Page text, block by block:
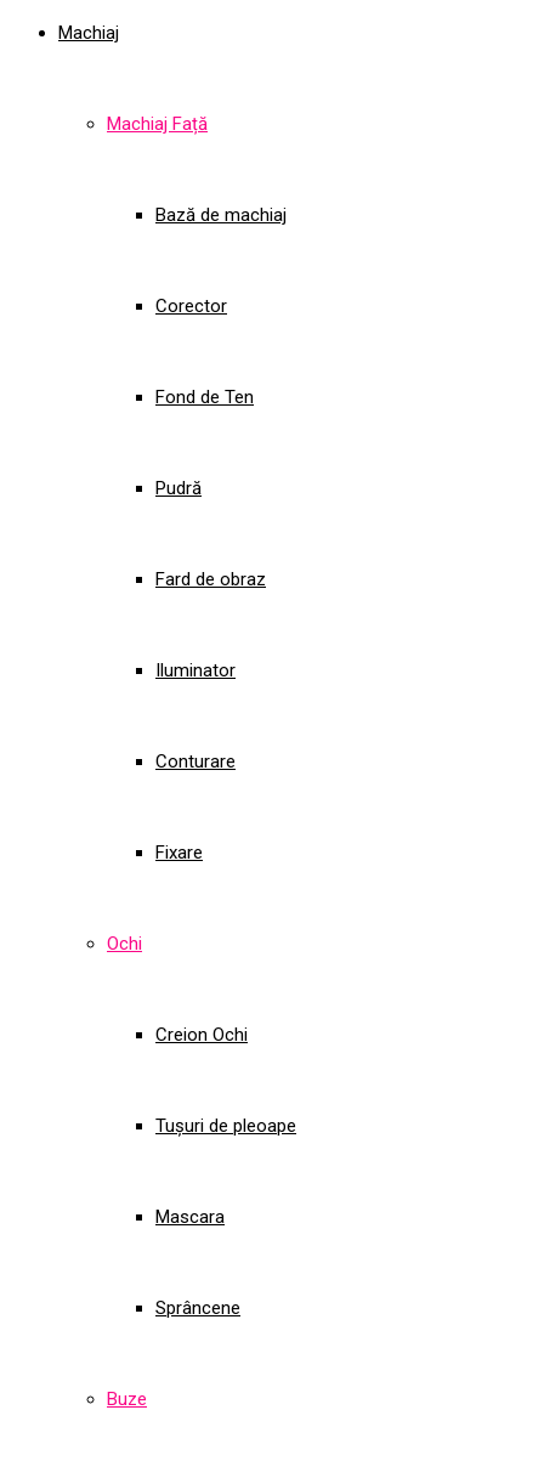
Machiaj
Machiaj Față
Bază de machiaj
Corector
Fond de Ten
Pudră
Fard de obraz
Iluminator
Conturare
Fixare
Ochi
Creion Ochi
Tușuri de pleoape
Mascara
Sprâncene
Buze